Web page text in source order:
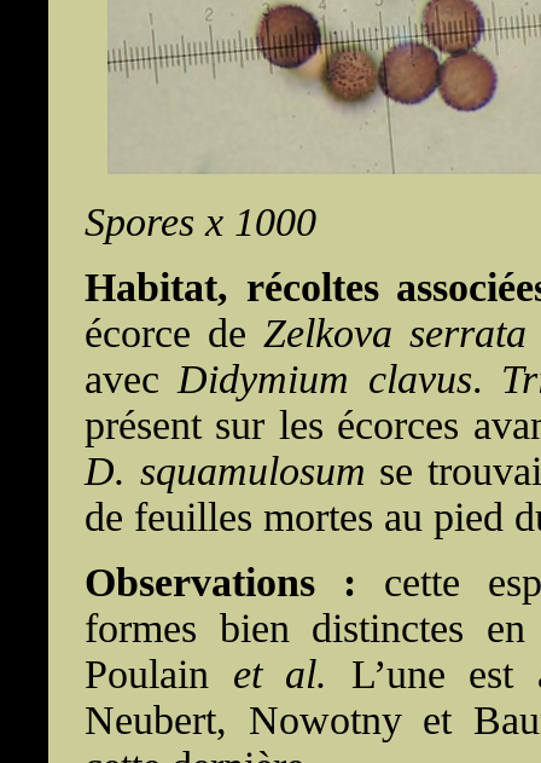
Spores x 1000
Habitat, récoltes
écorce de Zelkova serrata
avec Didymium clavus.
présent sur les écorces
D. squamulosum se
de feuilles mortes au pied
Observations : cette
formes bien distinctes
Poulain et al. L’une
Neubert, Nowotny et